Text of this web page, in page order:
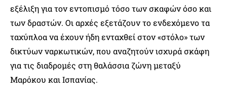
εξέλιξη για τον εντοπισμό τόσο των σκαφών όσο και
των δραστών. Οι αρχές εξετάζουν το ενδεχόμενο τα
ταχύπλοα να έχουν ήδη ενταχθεί στον «στόλο» των
δικτύων ναρκωτικών, που αναζητούν ισχυρά σκάφη
για τις διαδρομές στη θαλάσσια ζώνη μεταξύ
Μαρόκου και Ισπανίας.